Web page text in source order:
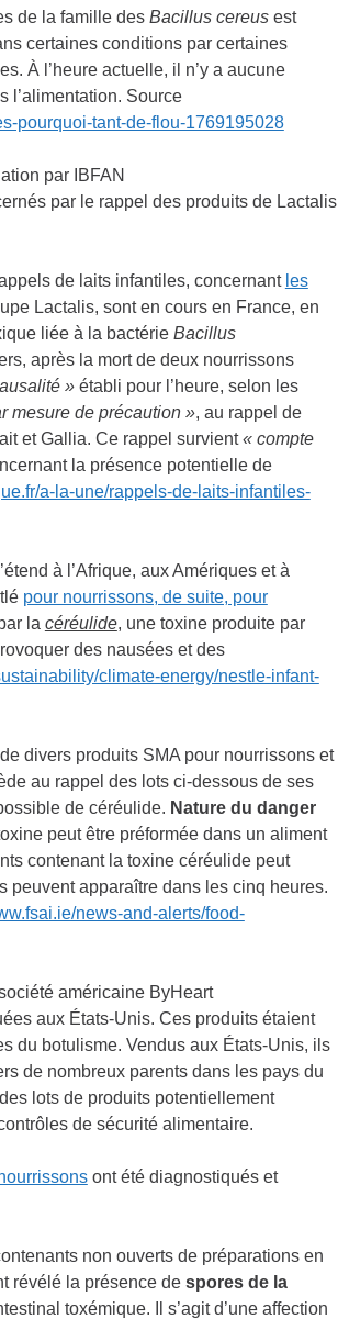
de la famille des Bacillus cereusest
certaines conditions par certaines
À l’heure actuelle, il n’y a aucune
l’alimentation. Source
pourquoi-tant-de-flou-1769195028
par IBFAN
par le rappel des produits de Lactalis
de laits infantiles, concernant les
Lactalis, sont en cours en France, en
liée à la bactérie Bacillus
après la mort de deux nourrissons
»établi pour l’heure, selon les
mesure de précaution », au rappel de
et Gallia. Ce rappel survient« compte
la présence potentielle de
a-la-une/rappels-de-laits-infantiles-
à l’Afrique, aux Amériques et à
pour nourrissons, de suite, pour
la céréulide, une toxine produite par
des nausées et des
climate-energy/nestle-infant-
divers produits SMA pour nourrissons et
au rappel des lots ci-dessous de ses
de céréulide. Nature du danger
peut être préformée dans un aliment
contenant la toxine céréulide peut
peuvent apparaître dans les cinq heures.
news-and-alerts/food-
américaine ByHeart
aux États-Unis. Ces produits étaient
du botulisme. Vendus aux États-Unis, ils
de nombreux parents dans les pays du
lots de produits potentiellement
de sécurité alimentaire.
ont été diagnostiqués et
non ouverts de préparations en
révélé la présence de spores de la
toxémique. Il s’agit d’une affection